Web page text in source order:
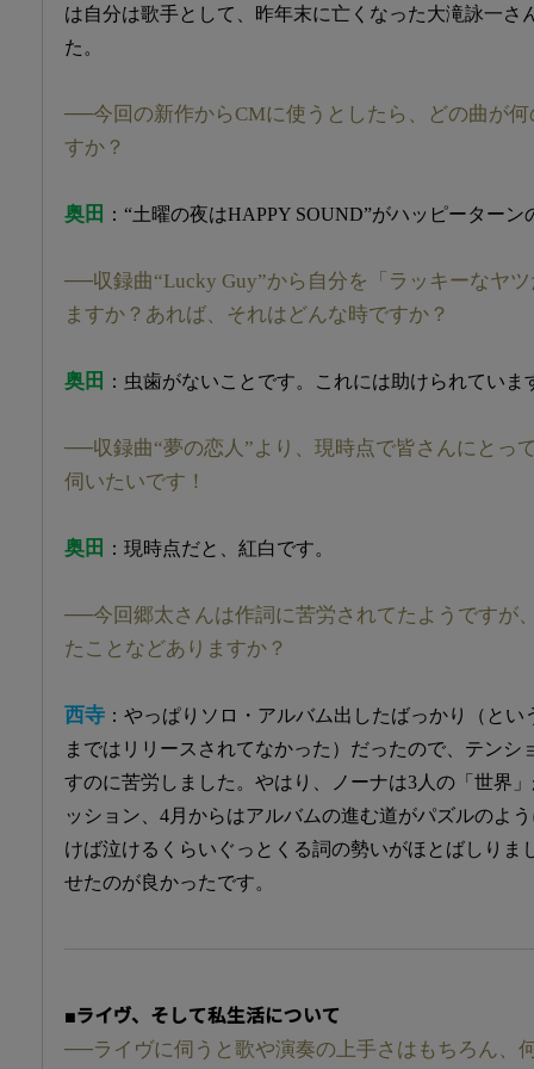
は自分は歌手として、昨年末に亡くなった大滝詠一さ
た。
──今回の新作からCMに使うとしたら、どの曲が
すか？
奥田 ：“土曜の夜はHAPPY SOUND”がハッピーターン
──収録曲“Lucky Guy”から自分を「ラッキーなヤ
ますか？あれば、それはどんな時ですか？
奥田 ：虫歯がないことです。これには助けられていま
──収録曲“夢の恋人”より、現時点で皆さんにとっ
伺いたいです！
奥田 ：現時点だと、紅白です。
──今回郷太さんは作詞に苦労されてたようですが
たことなどありますか？
西寺 ：やっぱりソロ・アルバム出したばっかり（と
まではリリースされてなかった）だったので、テンシ
すのに苦労しました。やはり、ノーナは3人の「世界
ッション、4月からはアルバムの進む道がパズルのよ
けば泣けるくらいぐっとくる詞の勢いがほとばしりま
せたのが良かったです。
■ライヴ、そして私生活について
──ライヴに伺うと歌や演奏の上手さはもちろん、